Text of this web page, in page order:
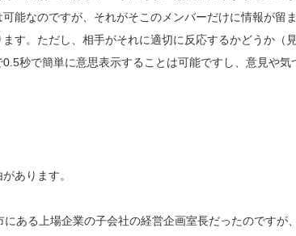
能なのですが、それがそこのメンバーだけに情報が留
す。ただし、相手がそれに適切に反応するかどうか（
秒で簡単に意思表示することは可能ですし、意見や気
あります。
ある上場企業の子会社の経営企画室長だったのですが、